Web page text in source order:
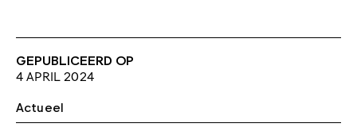
GEPUBLICEERD OP
4 APRIL 2024
Actueel